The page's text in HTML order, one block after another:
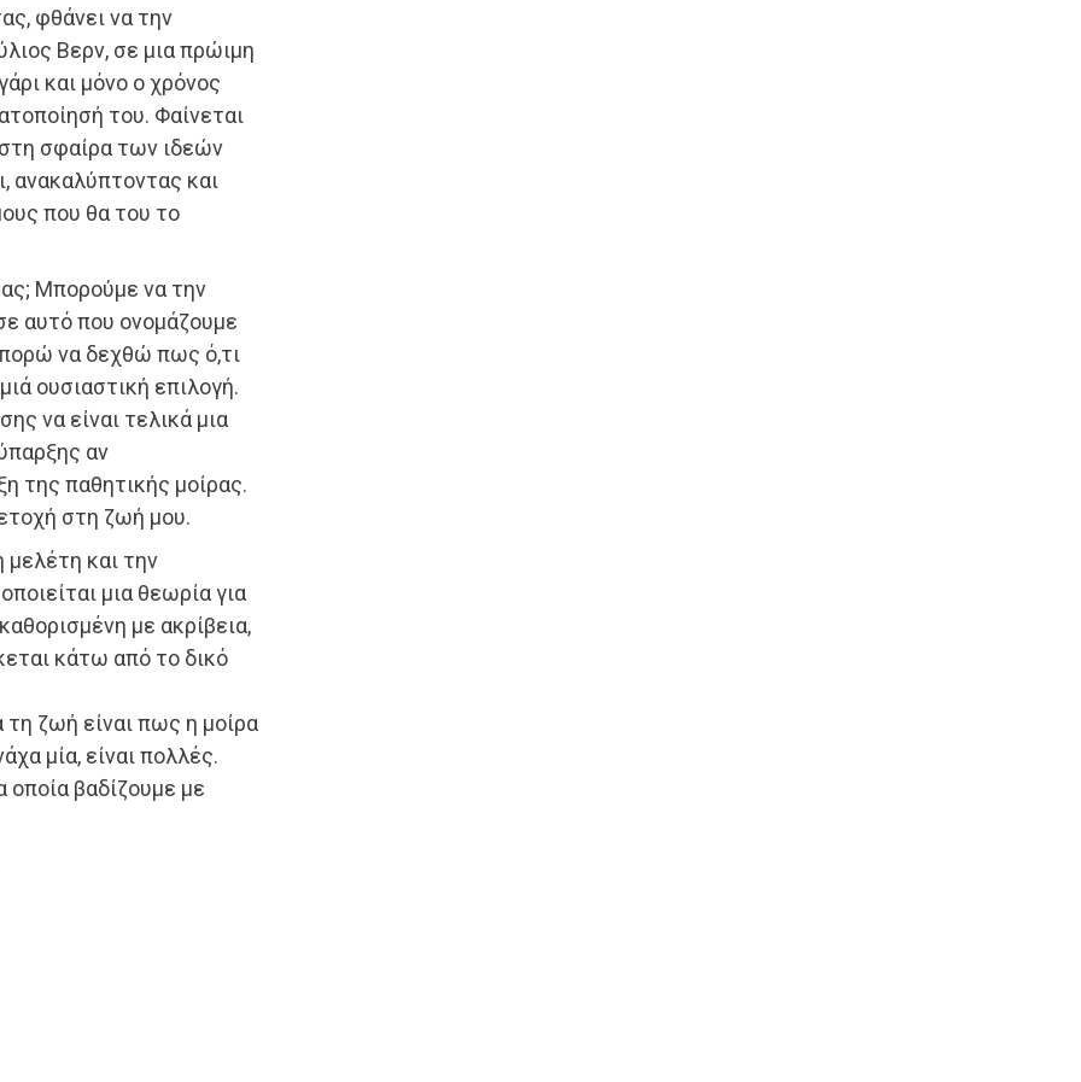
φθάνει να την
Βερν, σε μια πρώιμη
και μόνο ο χρόνος
του. Φαίνεται
σφαίρα των ιδεών
ανακαλύπτοντας και
που θα του το
Μπορούμε να την
αυτό που ονομάζουμε
να δεχθώ πως ό,τι
ουσιαστική επιλογή.
να είναι τελικά μια
αν
της παθητικής μοίρας.
στη ζωή μου.
και την
μια θεωρία για
με ακρίβεια,
κάτω από το δικό
ζωή είναι πως η μοίρα
μία, είναι πολλές.
βαδίζουμε με